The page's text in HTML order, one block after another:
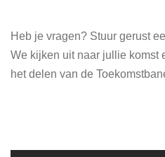
Heb je vragen? Stuur gerust
We kijken uit naar jullie komst
het delen van de